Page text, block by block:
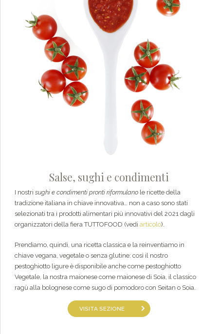
Salse, sughi e condimenti
I nostri sughi e condimenti pronti riformulano le ricette della
tradizione italiana in chiave innovativa… non a caso sono stati
selezionati tra i prodotti alimentari più innovativi del 2021 dagli
organizzatori della fiera TUTTOFOOD (vedi articolo).
Prendiamo, quindi, una ricetta classica e la reinventiamo in
chiave vegana, vegetale o senza glutine: così il nostro
pestoghiotto ligure è disponibile anche come pestoghiotto
Vegetale, la nostra maionese come maionese di Soia, il classico
ragù alla bolognese come sugo di pomodoro con Seitan o Soia.
VISITA SEZIONE